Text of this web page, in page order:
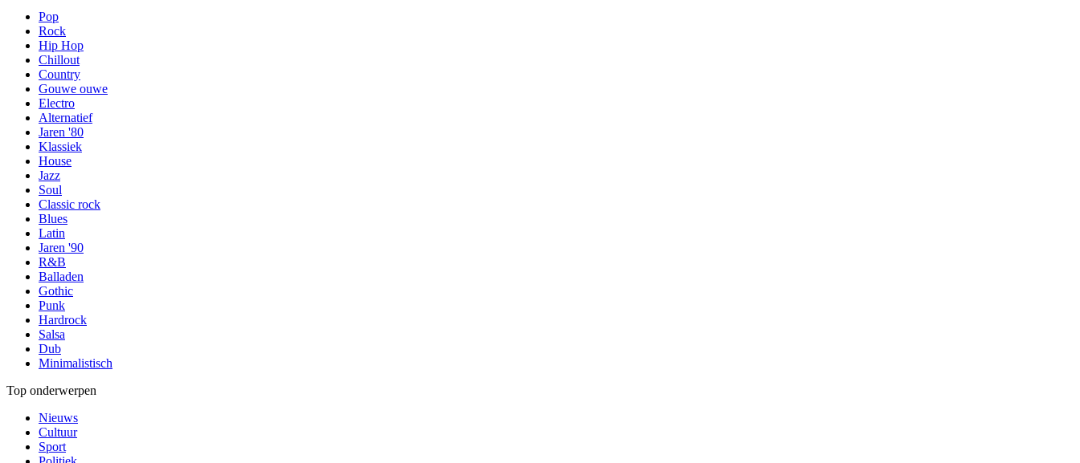
Pop
Rock
Hip Hop
Chillout
Country
Gouwe ouwe
Electro
Alternatief
Jaren '80
Klassiek
House
Jazz
Soul
Classic rock
Blues
Latin
Jaren '90
R&B
Balladen
Gothic
Punk
Hardrock
Salsa
Dub
Minimalistisch
Top onderwerpen
Nieuws
Cultuur
Sport